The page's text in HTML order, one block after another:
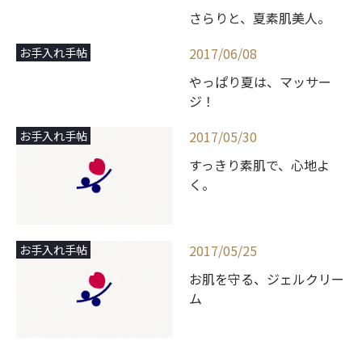
さらりと、夏素肌美人。
お手入れ手帖
2017/06/08
やっぱり夏は、マッサー
ジ！
お手入れ手帖
2017/05/30
すっきり素肌で、心地よ
く。
お手入れ手帖
2017/05/25
お肌を守る、ジェルクリー
ム